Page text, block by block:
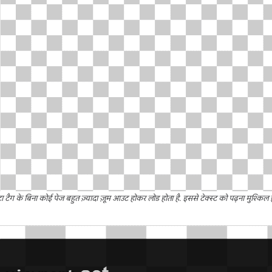
टैग के बिना कोई पेज बहुत ज़्यादा ज़ूम आउट होकर लोड होता है. इससे टेक्स्ट को पढ़ना मुश्किल